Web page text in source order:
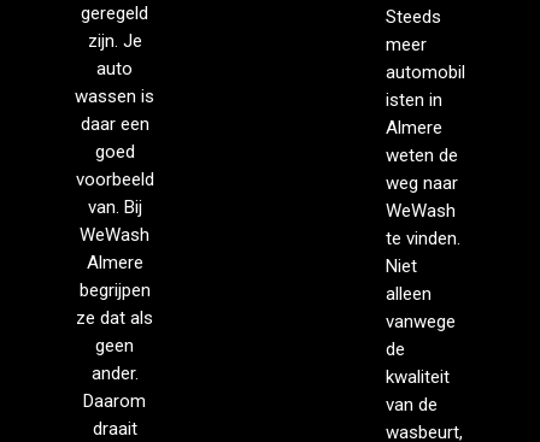
geregeld
zijn. Je
auto
wassen is
daar een
goed
voorbeeld
van. Bij
WeWash
Almere
begrijpen
ze dat als
geen
ander.
Daarom
draait
Steeds
meer
automobil
isten in
Almere
weten de
weg naar
WeWash
te vinden.
Niet
alleen
vanwege
de
kwaliteit
van de
wasbeurt,